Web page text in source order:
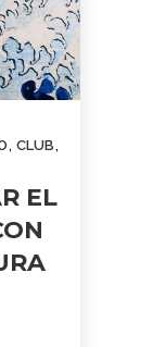
, CLUB,
EL